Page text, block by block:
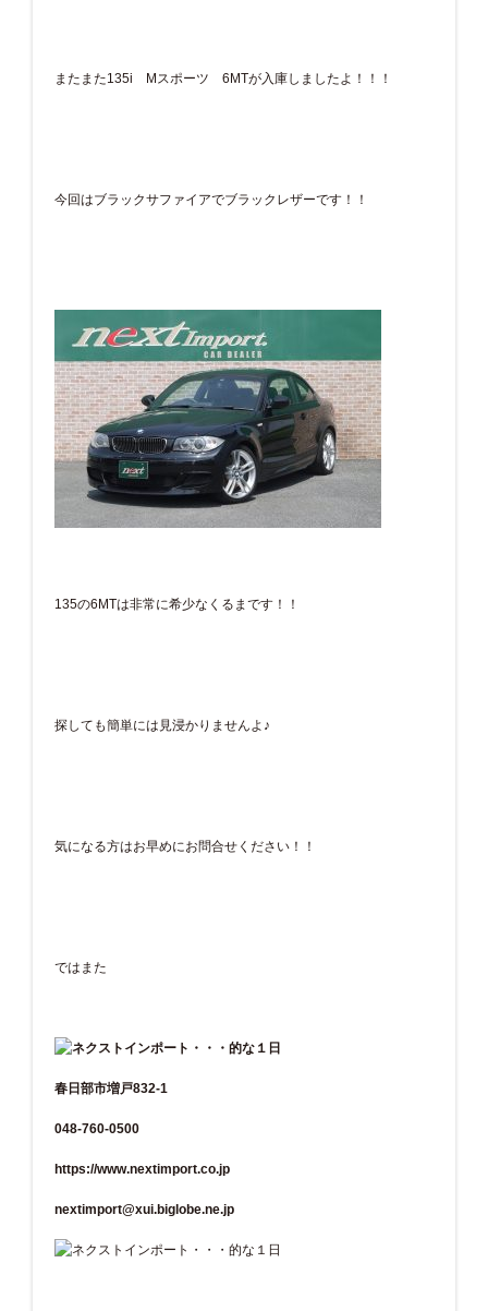
またまた135i Mスポーツ 6MTが入庫しましたよ！！！
今回はブラックサファイアでブラックレザーです！！
135の6MTは非常に希少なくるまです！！
探しても簡単には見浸かりませんよ♪
気になる方はお早めにお問合せください！！
ではまた
春日部市増戸832-1
048-760-0500
https://www.nextimport.co.jp
nextimport@xui.biglobe.ne.jp